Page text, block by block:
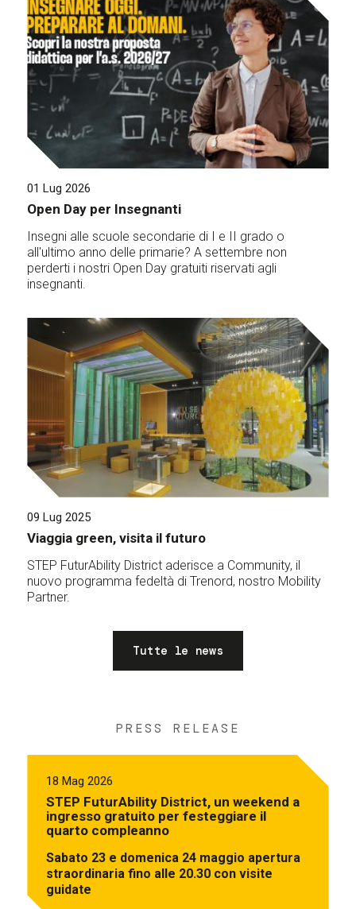
01 Lug 2026
Open Day per Insegnanti
Insegni alle scuole secondarie di I e II grado o
all'ultimo anno delle primarie? A settembre non
perderti i nostri Open Day gratuiti riservati agli
insegnanti.
09 Lug 2025
Viaggia green, visita il futuro
STEP FuturAbility District aderisce a Community, il
nuovo programma fedeltà di Trenord, nostro Mobility
Partner.
Tutte le news
PRESS RELEASE
18 Mag 2026
STEP FuturAbility District, un weekend a
ingresso gratuito per festeggiare il
quarto compleanno
Sabato 23 e domenica 24 maggio apertura
straordinaria fino alle 20.30 con visite
guidate